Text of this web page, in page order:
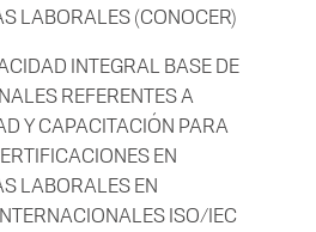
LABORALES (CONOCER)
INTEGRAL BASE DE
REFERENTES A
Y CAPACITACIÓN PARA
EN
LABORALES EN
ISO/IEC